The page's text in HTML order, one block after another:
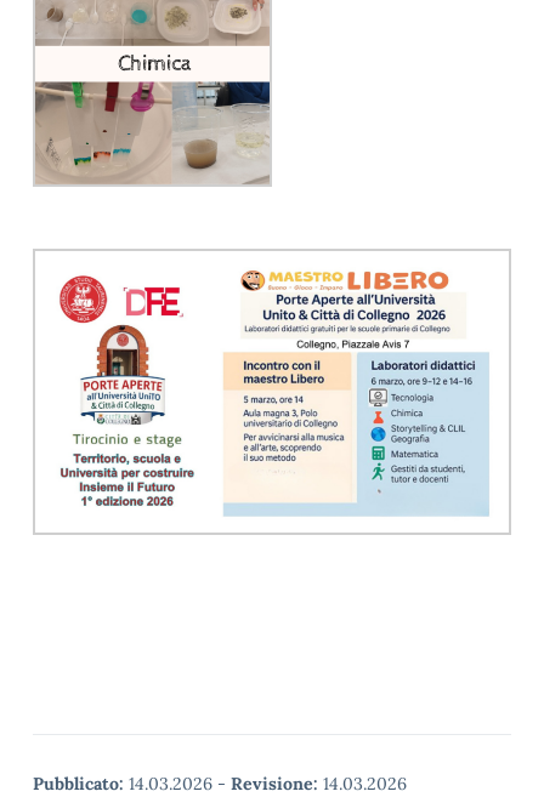
Pubblicato: 14.03.2026 - Revisione: 14.03.2026